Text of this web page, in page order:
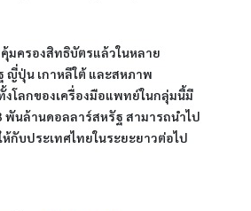
มครองสิทธิบัตรแล้วในหลาย
ญี่ปุ่น เกาหลีใต้ และสหภาพ
งโลกของเครื่องมือแพทย์ในกลุ่มนี้มี
พันล้านดอลลาร์สหรัฐ สามารถนำไป
ห้กับประเทศไทยในระยะยาวต่อไป